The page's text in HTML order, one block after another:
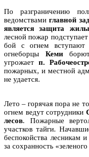
По разграничению
ведомствами главной
является защита
лесной пожар
бой с огнем вступают
огнеборцы Кеми
угрожает п.
пожарных, и местной
не удается.
Лето – горячая пора не
огнем ведут сотрудники
лесов. Пожарные
участков тайги.
беспокойства лесникам
за сохранность